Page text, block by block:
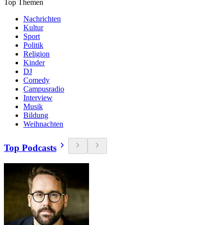
Top Themen
Nachrichten
Kultur
Sport
Politik
Religion
Kinder
DJ
Comedy
Campusradio
Interview
Musik
Bildung
Weihnachten
Top Podcasts